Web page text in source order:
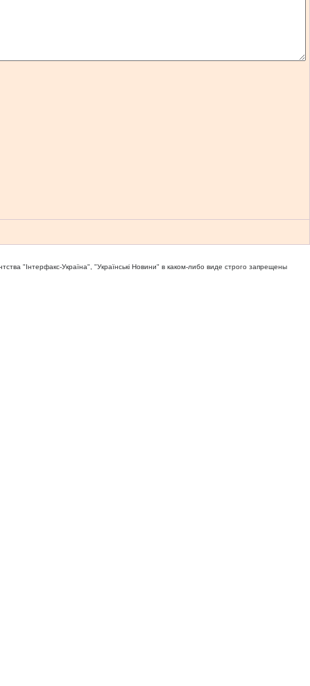
"Iнтерфакс-Україна", "Українськi Новини" в каком-либо виде строго запрещены